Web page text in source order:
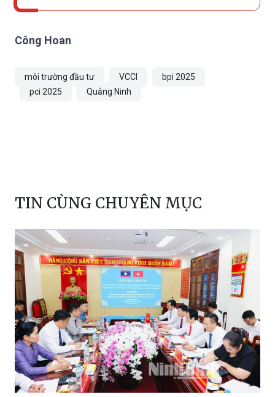
Công Hoan
môi trường đầu tư VCCI
bpi 2025
pci 2025
Quảng Ninh
TIN CÙNG CHUYÊN MỤC